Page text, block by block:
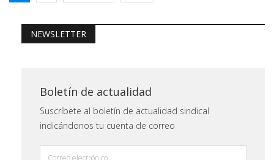
NEWSLETTER
Boletín de actualidad
Suscríbete al boletín de actualidad sindical
indicándonos tu cuenta de correo